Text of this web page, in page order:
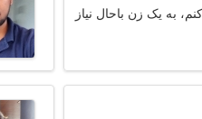
به یک زن باحال نیاز